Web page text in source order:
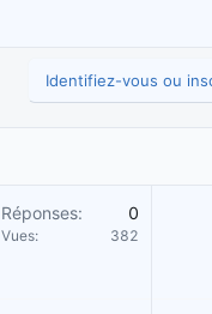
Identifiez-vous ou
Réponses 0
Vues 382